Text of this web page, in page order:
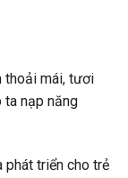
thoải mái, tươi
nạp năng
phát triển cho trẻ